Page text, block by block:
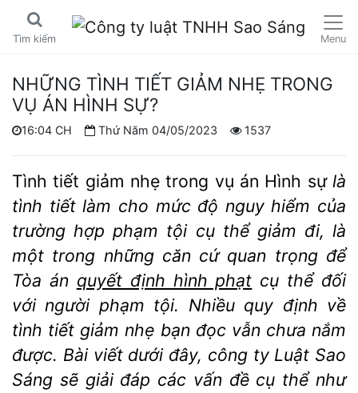
Tìm kiếm Menu
NHỮNG TÌNH TIẾT GIẢM NHẸ TRONG
VỤ ÁN HÌNH SỰ?
16:04 CH Thứ Năm 04/05/2023 1537
Tình tiết giảm nhẹ trong vụ án Hình sự là
tình tiết làm cho mức độ nguy hiểm của
trường hợp phạm tội cụ thể giảm đi, là
một trong những căn cứ quan trọng để
Tòa án quyết định hình phạt cụ thể đối
với người phạm tội. Nhiều quy định về
tình tiết giảm nhẹ bạn đọc vẫn chưa nắm
được. Bài viết dưới đây, công ty Luật Sao
Sáng sẽ giải đáp các vấn đề cụ thể như